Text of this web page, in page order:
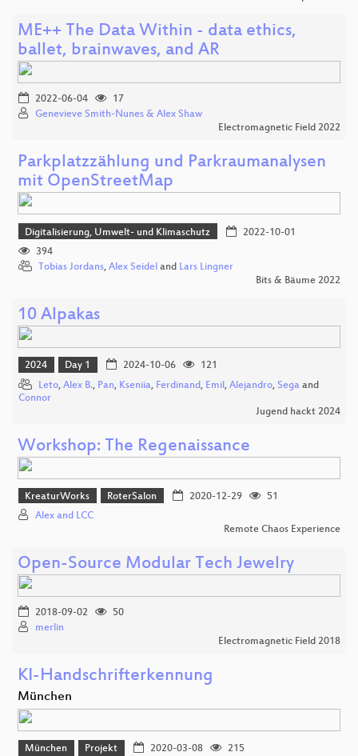
ME++ The Data Within - data ethics,
ballet, brainwaves, and AR
2022-06-04
17
Genevieve Smith-Nunes & Alex Shaw
Electromagnetic Field 2022
Parkplatzzählung und Parkraumanalysen
mit OpenStreetMap
Digitalisierung, Umwelt- und Klimaschutz
2022-10-01
394
Tobias Jordans, Alex Seidel and Lars Lingner
Bits & Bäume 2022
10 Alpakas
2024 Day 1 2024-10-06
121
Leto, Alex B., Pan, Kseniia, Ferdinand, Emil , Alejandro, Sega and
Connor
Jugend hackt 2024
Workshop: The Regenaissance
KreaturWorks RoterSalon 2020-12-29
51
Alex and LCC
Remote Chaos Experience
Open-Source Modular Tech Jewelry
2018-09-02
50
merlin
Electromagnetic Field 2018
KI-Handschrifterkennung
München
München Projekt 2020-03-08
215